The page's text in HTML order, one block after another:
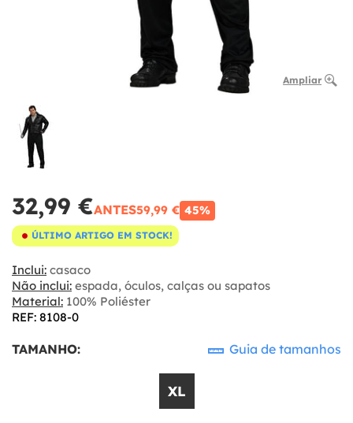
Ampliar
32,99 €ANTES59,99 € 45%
ÚLTIMO ARTIGO EM STOCK!
Inclui: casaco
Não inclui: espada, óculos, calças ou sapatos
Material: 100% Poliéster
REF: 8108-0
TAMANHO: Guia de tamanhos
XL